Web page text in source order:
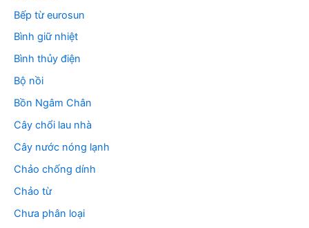
Bếp từ eurosun
Bình giữ nhiệt
Bình thủy điện
Bộ nồi
Bồn Ngâm Chân
Cây chổi lau nhà
Cây nước nóng lạnh
Chảo chống dính
Chảo từ
Chưa phân loại